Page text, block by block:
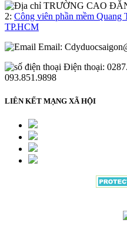
2: Công viên phần mềm Quang
TP.HCM
Email:
Điện thoại:
093.851.9898
LIÊN KẾT MẠNG XÃ HỘI